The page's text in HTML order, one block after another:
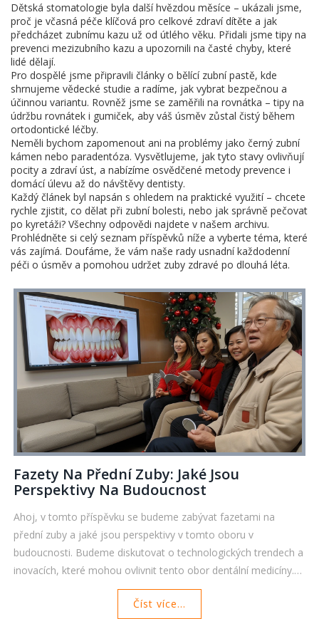
Dětská stomatologie byla další hvězdou měsíce – ukázali jsme,
proč je včasná péče klíčová pro celkové zdraví dítěte a jak
předcházet zubnímu kazu už od útlého věku. Přidali jsme tipy na
prevenci mezizubního kazu a upozornili na časté chyby, které
lidé dělají.
Pro dospělé jsme připravili články o bělící zubní pastě, kde
shrnujeme vědecké studie a radíme, jak vybrat bezpečnou a
účinnou variantu. Rovněž jsme se zaměřili na rovnátka – tipy na
údržbu rovnátek i gumiček, aby váš úsměv zůstal čistý během
ortodontické léčby.
Neměli bychom zapomenout ani na problémy jako černý zubní
kámen nebo paradentóza. Vysvětlujeme, jak tyto stavy ovlivňují
pocity a zdraví úst, a nabízíme osvědčené metody prevence i
domácí úlevu až do návštěvy dentisty.
Každý článek byl napsán s ohledem na praktické využití – chcete
rychle zjistit, co dělat při zubní bolesti, nebo jak správně pečovat
po kyretáži? Všechny odpovědi najdete v našem archivu.
Prohlédněte si celý seznam příspěvků níže a vyberte téma, které
vás zajímá. Doufáme, že vám naše rady usnadní každodenní
péči o úsměv a pomohou udržet zuby zdravé po dlouhá léta.
Fazety Na Přední Zuby: Jaké Jsou
Perspektivy Na Budoucnost
Ahoj, v tomto příspěvku se budeme zabývat fazetami na
přední zuby a jaké jsou perspektivy v tomto oboru v
budoucnosti. Budeme diskutovat o technologických trendech a
inovacích, které mohou ovlivnit tento obor dentální medicíny.
Dáme vám také přehled o tom, jaké výhody mohou fazer na
přední zuby přinést pro vaše zdraví zubů. Připojte se k nám a
Číst více...